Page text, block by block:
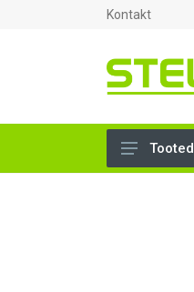
Kontakt
Tooted